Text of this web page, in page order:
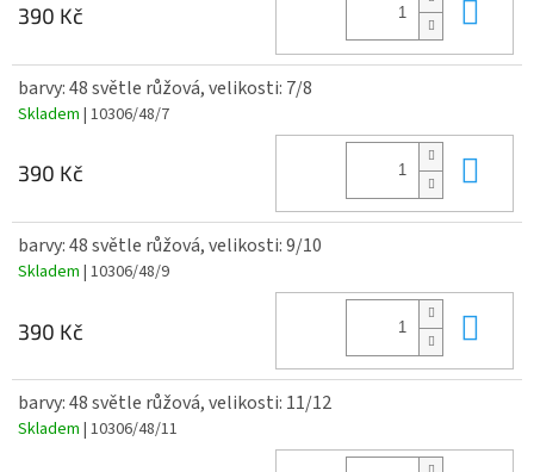
390 Kč
barvy: 48 světle růžová, velikosti: 7/8
Skladem | 10306/48/7
390 Kč
barvy: 48 světle růžová, velikosti: 9/10
Skladem | 10306/48/9
390 Kč
barvy: 48 světle růžová, velikosti: 11/12
Skladem | 10306/48/11